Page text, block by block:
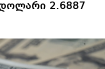
2.6887